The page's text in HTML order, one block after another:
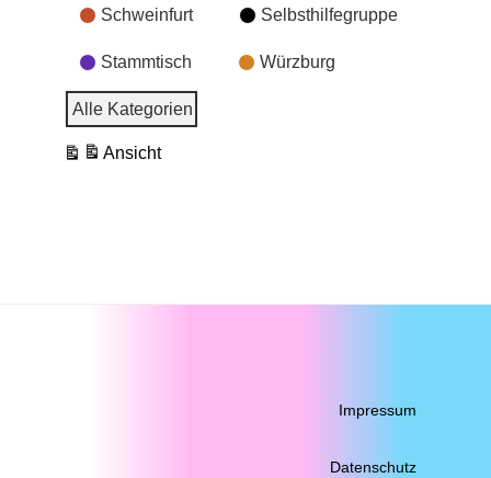
Schweinfurt Selbsthilfegruppe
Stammtisch Würzburg
Alle Kategorien
Ansicht
ausdrucken
Impressum
Datenschutz